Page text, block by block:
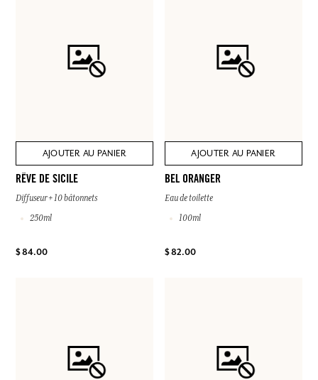
AJOUTER AU PANIER
RÊVE DE SICILE
Diffuseur + 10 bâtonnets
250ml
$ 84.00
AJOUTER AU PANIER
BEL ORANGER
Eau de toilette
100ml
$ 82.00